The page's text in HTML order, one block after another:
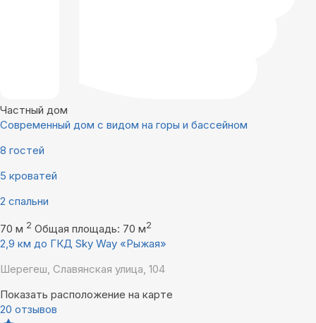
Частный дом
Современный дом с видом на горы и бассейном
8 гостей
5 кроватей
2 спальни
70 м 2 Общая площадь: 70 м2
2,9 км до ГКД Sky Way «Рыжая»
Шерегеш, Славянская улица, 104
Показать расположение на карте
20 отзывов